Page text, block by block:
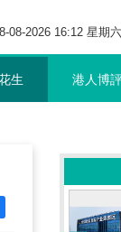
08-2026 16:12 星期六
生 港人博